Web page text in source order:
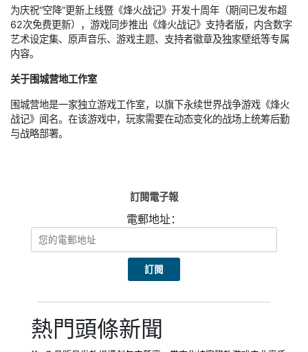
为庆祝“空降”更新上线暨《烽火战记》开发十周年（期间已发布超
62次免费更新），游戏同步推出《烽火战记》支持者版，内含数字
艺术设定集、原声音乐、游戏主题、支持者徽章及独家壁纸等专属
内容。
关于围城营地工作室
围城营地是一家独立游戏工作室，以旗下永续世界战争游戏《烽火
战记》闻名。在该游戏中，玩家需要在动态变化的战场上统筹后勤
与战略部署。
訂閱電子報
電郵地址：
熱門頭條新聞